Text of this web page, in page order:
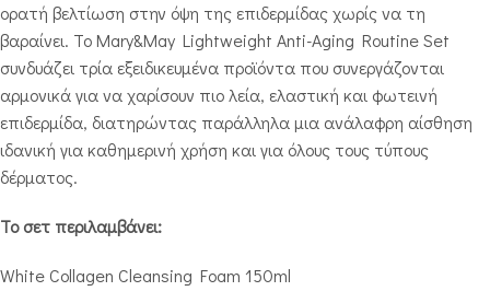
ορατή βελτίωση στην όψη της επιδερμίδας χωρίς να τη
βαραίνει. Το Mary&May Lightweight Anti-Aging Routine Set
συνδυάζει τρία εξειδικευμένα προϊόντα που συνεργάζονται
αρμονικά για να χαρίσουν πιο λεία, ελαστική και φωτεινή
επιδερμίδα, διατηρώντας παράλληλα μια ανάλαφρη αίσθηση
ιδανική για καθημερινή χρήση και για όλους τους τύπους
δέρματος.
Το σετ περιλαμβάνει:
White Collagen Cleansing Foam 150ml